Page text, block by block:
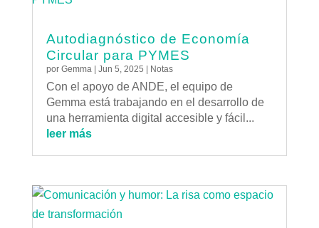
Autodiagnóstico de Economía
Circular para PYMES
por Gemma| Jun 5, 2025 | Notas
Con el apoyo de ANDE, el equipo de
Gemma está trabajando en el desarrollo de
una herramienta digital accesible y fácil...
leer más